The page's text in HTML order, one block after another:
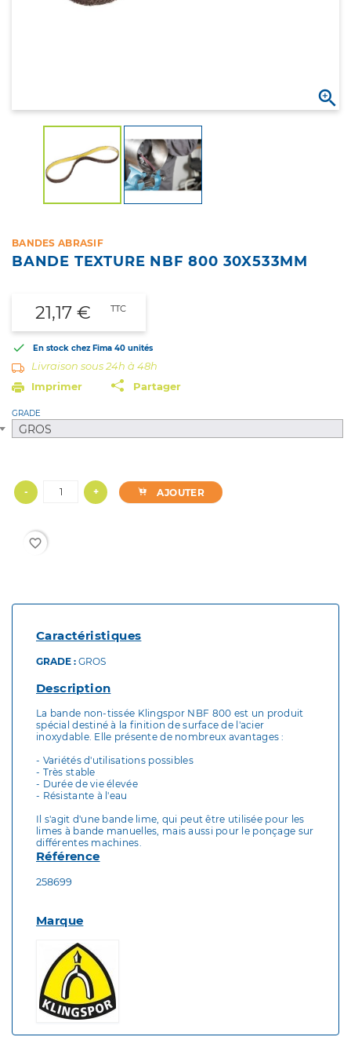

BANDES ABRASIF
BANDE TEXTURE NBF 800 30X533MM
21,17 € TTC
 En stock chez Fima 40 unités
Livraison sous 24h à 48h
Imprimer
Partager
GRADE
GROS
- + AJOUTER
favorite_border
Caractéristiques
GRADE : GROS
Description
La bande non-tissée Klingspor NBF 800 est un produit
spécial destiné à la finition de surface de l'acier
inoxydable. Elle présente de nombreux avantages :
- Variétés d'utilisations possibles
- Très stable
- Durée de vie élevée
- Résistante à l'eau
Il s'agit d'une bande lime, qui peut être utilisée pour les
limes à bande manuelles, mais aussi pour le ponçage sur
différentes machines.
Référence
258699
Marque